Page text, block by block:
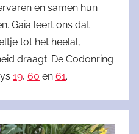
en samen hun
Gaia leert ons dat
tot het heelal,
draagt. De Codonring
19, 60 en 61.